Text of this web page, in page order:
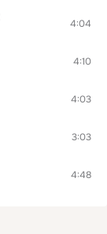
4:04
4:10
4:03
3:03
4:48